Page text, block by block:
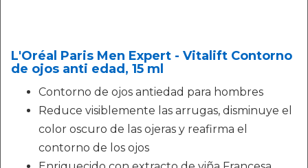
L'Oréal Paris Men Expert - Vitalift Contorno
de ojos anti edad, 15 ml
Contorno de ojos antiedad para hombres
Reduce visiblemente las arrugas, disminuye el
color oscuro de las ojeras y reafirma el
contorno de los ojos